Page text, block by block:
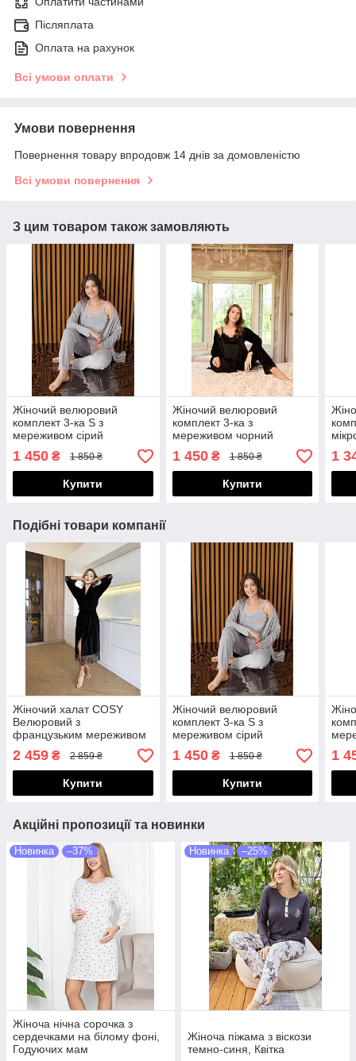
Післяплата
Оплата на рахунок
Всі умови оплати
Умови повернення
Повернення товару впродовж 14 днів за домовленістю
Всі умови повернення
З цим товаром також замовляють
Жіночий велюровий
комплект 3-ка S з
мереживом сірий
1 450 ₴ 1 850 ₴
Купити
Жіночий велюровий
комплект 3-ка з
мереживом чорний
1 450₴ 1 850 ₴
Купити
1
Подібні товари компанії
Жіночий халат COSY
Велюровий з
французьким мереживом
2 459 ₴ 2 859 ₴
Купити
Жіночий велюровий
комплект 3-ка S з
мереживом сірий
1 450₴ 1 850 ₴
Купити
1
Акційні пропозиції та новинки
Новинка –37%
Жіноча нічна сорочка з
сердечками на білому фоні,
Годуючих мам
Новинка –25%
Жіноча піжама з віскози
темно-синя, Квітка